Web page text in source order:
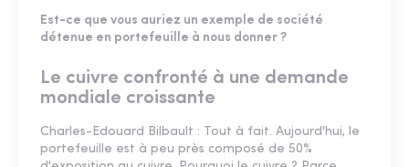
Est-ce que vous auriez un exemple de société
détenue en portefeuille à nous donner ?
Le cuivre confronté à une demande
mondiale croissante
Charles-Edouard Bilbault : Tout à fait. Aujourd'hui, le
portefeuille est à peu près composé de 50%